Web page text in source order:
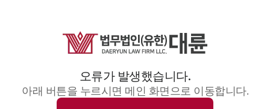
오류가 발생했습니다.
아래 버튼을 누르시면 메인 화면으로 이동합니다.